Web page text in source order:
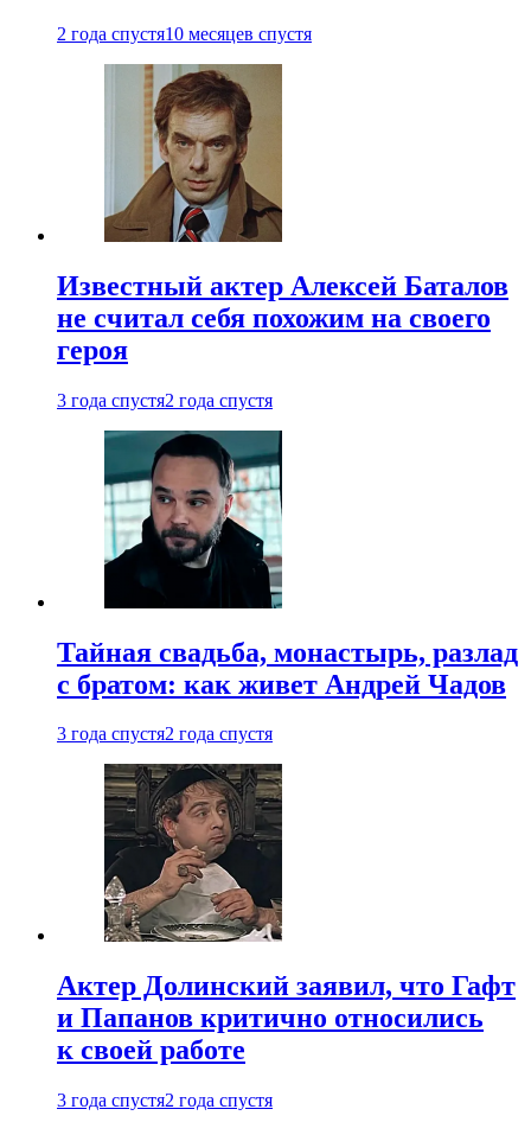
2 года спустя10 месяцев спустя
Известный актер Алексей Баталов
не считал себя похожим на своего
героя
3 года спустя2 года спустя
Тайная свадьба, монастырь, разлад
с братом: как живет Андрей Чадов
3 года спустя2 года спустя
Актер Долинский заявил, что Гафт
и Папанов критично относились
к своей работе
3 года спустя2 года спустя